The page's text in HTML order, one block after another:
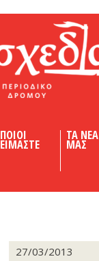
ΠΟΙΟΙ
ΕΙΜΑΣΤΕ
ΤΑ ΝΕΑ
ΜΑΣ
27/03/2013